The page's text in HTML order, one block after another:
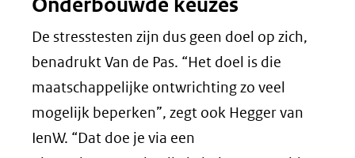
De stresstesten zijn dus geen doel op zich,
benadrukt Van de Pas. “Het doel is die
maatschappelijke ontwrichting zo veel
mogelijk beperken”, zegt ook Hegger van
IenW. “Dat doe je via een